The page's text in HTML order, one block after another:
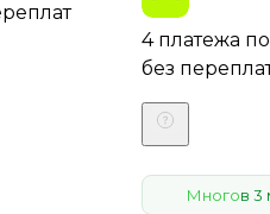
4 платежа по
без
Многов 3